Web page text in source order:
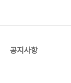
공지사항